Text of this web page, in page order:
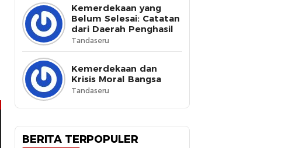
Kemerdekaan yang
Belum Selesai: Catatan
dari Daerah Penghasil
Tandaseru
Kemerdekaan dan
Krisis Moral Bangsa
Tandaseru
BERITA TERPOPULER